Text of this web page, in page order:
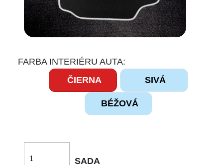
FARBA INTERIÉRU AUTA:
ČIERNA
SIVÁ
BÉŽOVÁ
SADA